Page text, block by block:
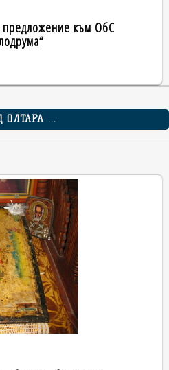
предложение към ОбС
ОЛТАРА ...